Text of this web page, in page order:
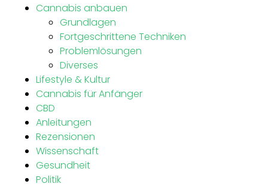
Cannabis anbauen
Grundlagen
Fortgeschrittene Techniken
Problemlösungen
Diverses
Lifestyle & Kultur
Cannabis für Anfänger
CBD
Anleitungen
Rezensionen
Wissenschaft
Gesundheit
Politik